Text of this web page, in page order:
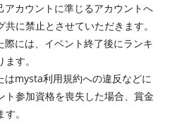
アカウントに準じるアカウントへ
に禁止とさせていただきます。
には、イベント終了後にランキ
す。
mysta利用規約への違反などに
ト参加資格を喪失した場合、賞金
。